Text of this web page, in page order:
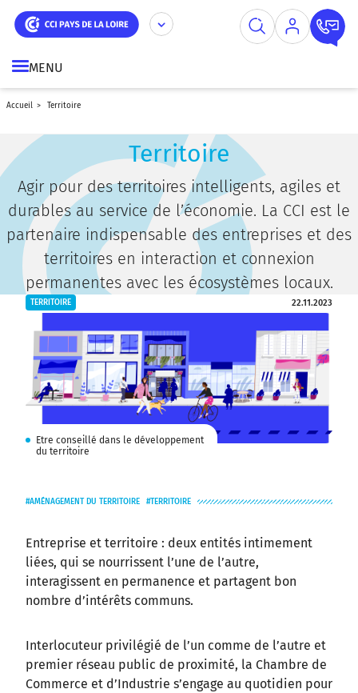
Aller
contenu
MENU
accueil territoire
Territoire
Agir pour des territoires intelligents, agiles et
durables au service de l’économie. La CCI est le
partenaire indispensable des entreprises et des
territoires en interaction et connexion
permanentes avec les écosystèmes locaux.
TERRITOIRE 22.11.2023
Etre conseillé dans le développement
du territoire
AMÉNAGEMENT DU TERRITOIRE TERRITOIRE
Entreprise et territoire : deux entités intimement
liées, qui se nourrissent l’une de l’autre,
interagissent en permanence et partagent bon
nombre d’intérêts communs.
Interlocuteur privilégié de l’un comme de l’autre et
premier réseau public de proximité, la Chambre de
Commerce et d’Industrie s’engage au quotidien pour
Panneau de gestion des cookies